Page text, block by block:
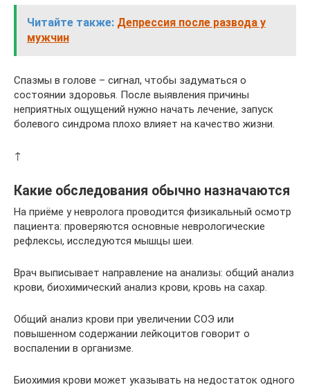
Читайте также: Депрессия после развода у
мужчин
Спазмы в голове – сигнал, чтобы задуматься о
состоянии здоровья. После выявления причины
неприятных ощущений нужно начать лечение, запуск
болевого синдрома плохо влияет на качество жизни.
↑
Какие обследования обычно назначаются
На приёме у невролога проводится физикальный осмотр
пациента: проверяются основные неврологические
рефлексы, исследуются мышцы шеи.
Врач выписывает направление на анализы: общий анализ
крови, биохимический анализ крови, кровь на сахар.
Общий анализ крови при увеличении СОЭ или
повышенном содержании лейкоцитов говорит о
воспалении в организме.
Биохимия крови может указывать на недостаток одного